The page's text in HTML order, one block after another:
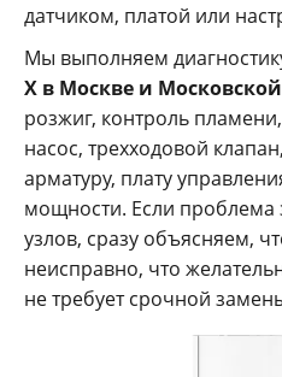
датчиком, платой или
Мы выполняем
X в Москве и
розжиг, контроль
насос, трехходовой
арматуру, плату
мощности. Если проблема
узлов, сразу объясняем,
неисправно, что
не требует срочной